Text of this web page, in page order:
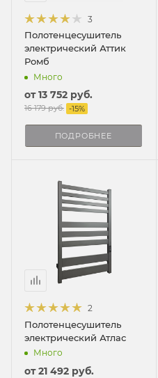
3
Полотенцесушитель
электрический Аттик
Ромб
Много
от13 752 руб.
16 179 руб. -15%
ПОДРОБНЕЕ
2
Полотенцесушитель
электрический Атлас
Много
от21 492 руб.